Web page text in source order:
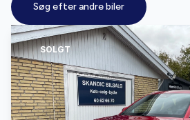
SOLGT
Søg efter andre biler